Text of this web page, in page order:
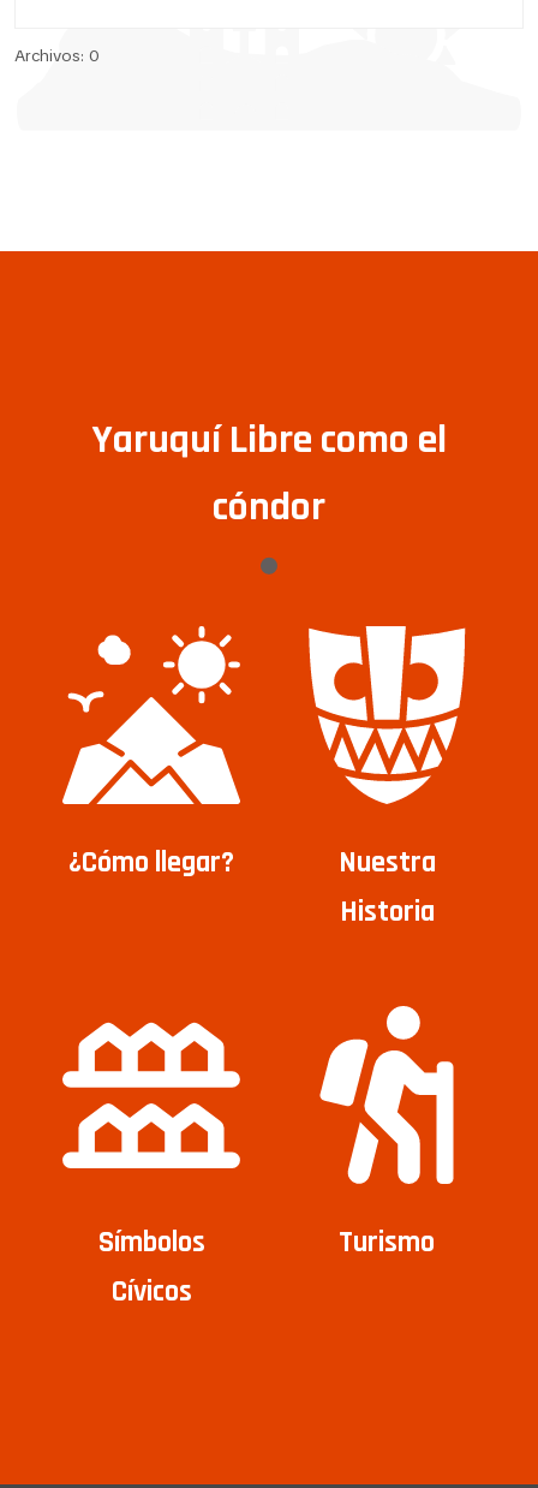
Archivos: 0
Yaruquí Libre como el
cóndor
¿Cómo llegar?
Nuestra
Historia
Símbolos
Cívicos
Turismo